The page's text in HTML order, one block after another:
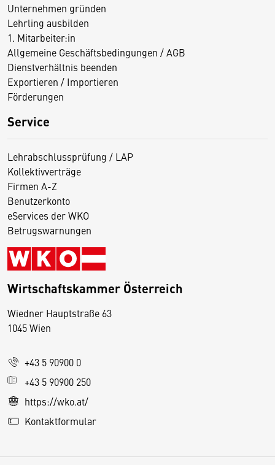
Unternehmen gründen
Lehrling ausbilden
1. Mitarbeiter:in
Allgemeine Geschäftsbedingungen / AGB
Dienstverhältnis beenden
Exportieren / Importieren
Förderungen
Service
Lehrabschlussprüfung / LAP
Kollektivverträge
Firmen A-Z
Benutzerkonto
eServices der WKO
Betrugswarnungen
Wirtschaftskammer Österreich
Wiedner Hauptstraße 63
1045 Wien
+43 5 90900 0
+43 5 90900 250
https://wko.at/
Kontaktformular
D
s
e
S
e